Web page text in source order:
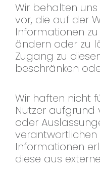
Wir behalten
vor, die auf der
Informationen zu
ändern oder zu
Zugang zu
beschränken
Wir haften nicht
Nutzer aufgrund
oder
Informationen
diese aus